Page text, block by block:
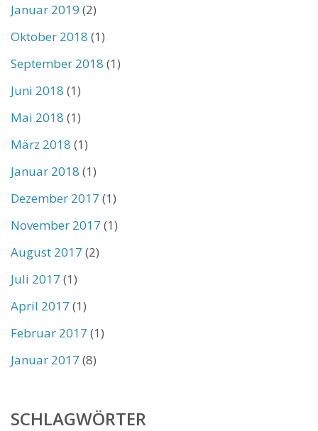
Januar 2019 (2)
Oktober 2018 (1)
September 2018 (1)
Juni 2018 (1)
Mai 2018 (1)
März 2018 (1)
Januar 2018 (1)
Dezember 2017 (1)
November 2017 (1)
August 2017 (2)
Juli 2017 (1)
April 2017 (1)
Februar 2017 (1)
Januar 2017 (8)
SCHLAGWÖRTER